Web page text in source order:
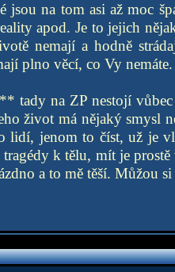
na tom asi až moc
apod. Je to jejich
nemají a hodně
plno věcí, co Vy nemáte.
tady na ZP nestojí vůbec
život má nějaký smysl
lidí, jenom to číst, už je
k tělu, mít je
a to mě těší. Můžou si